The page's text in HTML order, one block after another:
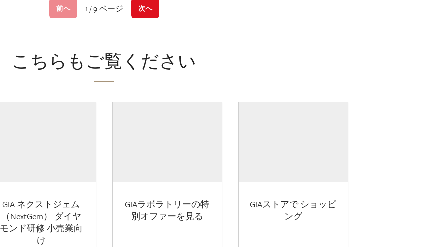
前へ 1 / 9 ページ 次へ
こちらもご覧ください
GIA ネクストジェム
（NextGem） ダイヤ
モンド研修 小売業向
け
GIAラボラトリーの特
別オファーを見る
GIAストアで ショッピ
ング